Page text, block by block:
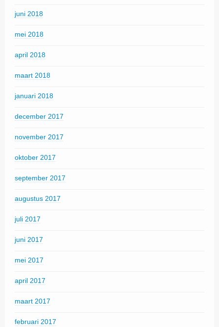
juni 2018
mei 2018
april 2018
maart 2018
januari 2018
december 2017
november 2017
oktober 2017
september 2017
augustus 2017
juli 2017
juni 2017
mei 2017
april 2017
maart 2017
februari 2017